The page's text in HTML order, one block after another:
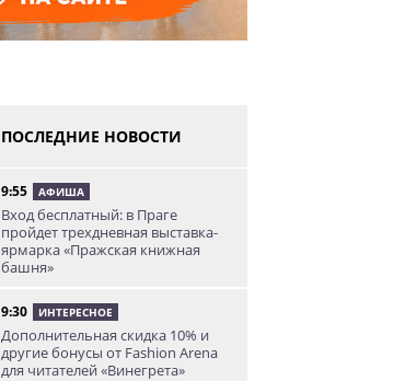
ПОСЛЕДНИЕ НОВОСТИ
9:55 АФИША
Вход бесплатный: в Праге
пройдет трехдневная выставка-
ярмарка «Пражская книжная
башня»
9:30 ИНТЕРЕСНОЕ
Дополнительная скидка 10% и
другие бонусы от Fashion Arena
для читателей «Винегрета»